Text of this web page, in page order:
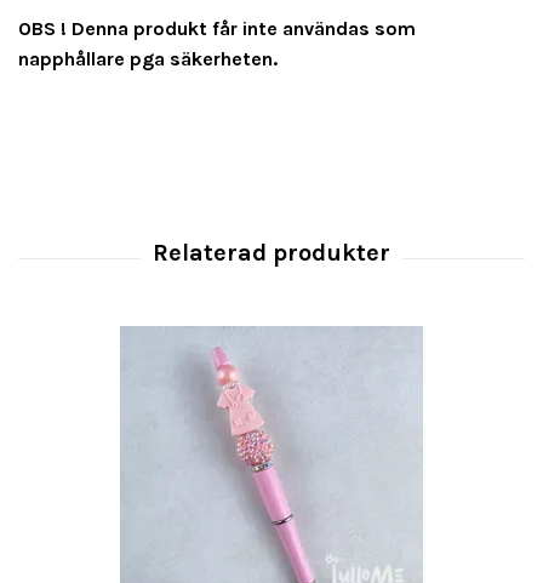
OBS ! Denna produkt får inte användas som
napphållare pga säkerheten.